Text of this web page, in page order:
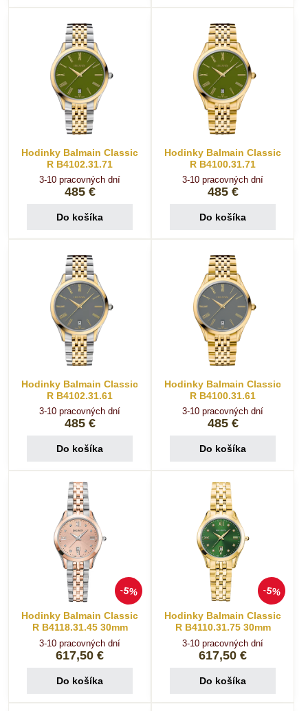
Hodinky Balmain Classic
R B4102.31.71
3-10 pracovných dní
485 €
Do košíka
Hodinky Balmain Classic
R B4100.31.71
3-10 pracovných dní
485 €
Do košíka
Hodinky Balmain Classic
R B4102.31.61
3-10 pracovných dní
485 €
Do košíka
Hodinky Balmain Classic
R B4100.31.61
3-10 pracovných dní
485 €
Do košíka
5%
Hodinky Balmain Classic
R B4118.31.45 30mm
3-10 pracovných dní
617,50 €
Do košíka
5%
Hodinky Balmain Classic
R B4110.31.75 30mm
3-10 pracovných dní
617,50 €
Do košíka